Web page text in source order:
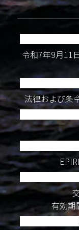
令和7年9月11
法律および条
有効期